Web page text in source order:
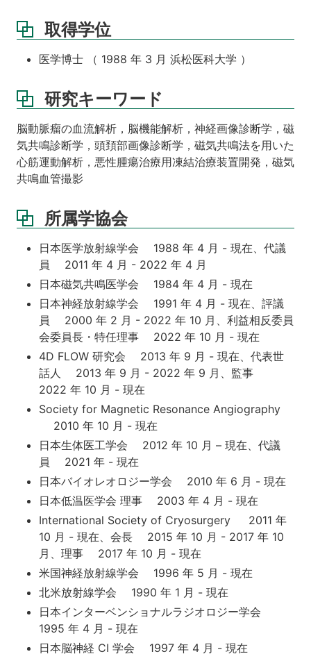
取得学位
医学博士 （ 1988 年 3 月 浜松医科大学 ）
研究キーワード
脳動脈瘤の血流解析，脳機能解析，神経画像診断学，磁
気共鳴診断学，頭頚部画像診断学，磁気共鳴法を用いた
心筋運動解析，悪性腫瘍治療用凍結治療装置開発，磁気
共鳴血管撮影
所属学協会
日本医学放射線学会 1988 年 4 月 - 現在、代議
員 2011 年 4 月 - 2022 年 4 月
日本磁気共鳴医学会 1984 年 4 月 - 現在
日本神経放射線学会 1991 年 4 月 - 現在、評議
員 2000 年 2 月 - 2022 年 10 月、利益相反委員
会委員長・特任理事 2022 年 10 月 - 現在
4D FLOW 研究会 2013 年 9 月 - 現在、代表世
話人 2013 年 9 月 - 2022 年 9 月、監事
2022 年 10 月 - 現在
Society for Magnetic Resonance Angiography
2010 年 10 月 - 現在
日本生体医工学会 2012 年 10 月 – 現在、代議
員 2021 年 - 現在
日本バイオレオロジー学会 2010 年 6 月 - 現在
日本低温医学会 理事 2003 年 4 月 - 現在
International Society of Cryosurgery 2011 年
10 月 - 現在、会長 2015 年 10 月 - 2017 年 10
月、理事 2017 年 10 月 - 現在
米国神経放射線学会 1996 年 5 月 - 現在
北米放射線学会 1990 年 1 月 - 現在
日本インターベンショナルラジオロジー学会
1995 年 4 月 - 現在
日本脳神経 CI 学会 1997 年 4 月 - 現在